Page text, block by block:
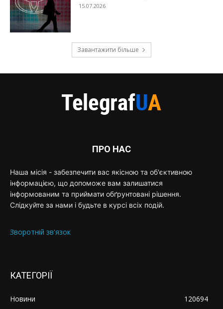
15.07.2026
Завантажити більше
ПРО НАС
Наша місія - забезпечити вас якісною та об'єктивною
інформацією, що допоможе вам залишатися
інформованим та приймати обґрунтовані рішення.
Слідкуйте за нами і будьте в курсі всіх подій.
Зворотній зв'язок
КАТЕГОРІЇ
Новини
120694